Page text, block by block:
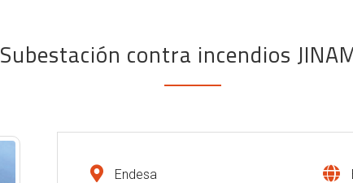
Subestación contra incendios
Endesa